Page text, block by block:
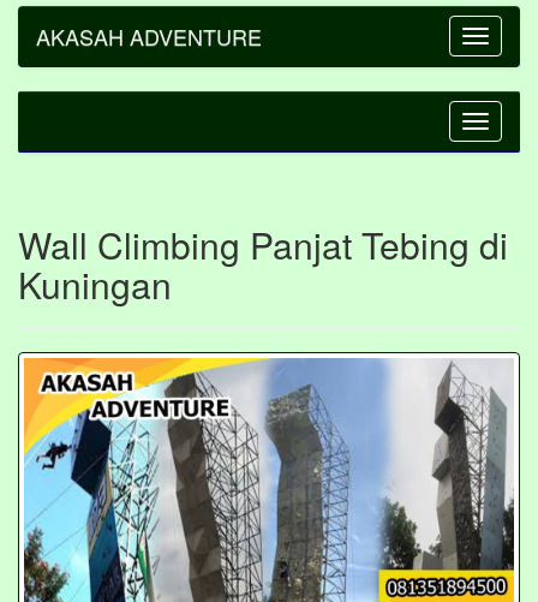
Toggle
AKASAH ADVENTURE
Toggle
Wall Climbing Panjat Tebing di
Kuningan